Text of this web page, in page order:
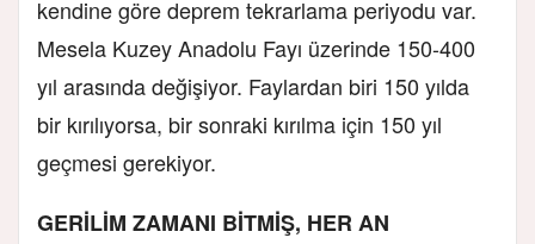
kendine göre deprem tekrarlama periyodu var.
Mesela Kuzey Anadolu Fayı üzerinde 150-400
yıl arasında değişiyor. Faylardan biri 150 yılda
bir kırılıyorsa, bir sonraki kırılma için 150 yıl
geçmesi gerekiyor.
GERİLİM ZAMANI BİTMİŞ, HER AN